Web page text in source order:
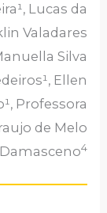
Lucas da
Valadares
Silva
Ellen
Professora
de Melo
Damasceno4